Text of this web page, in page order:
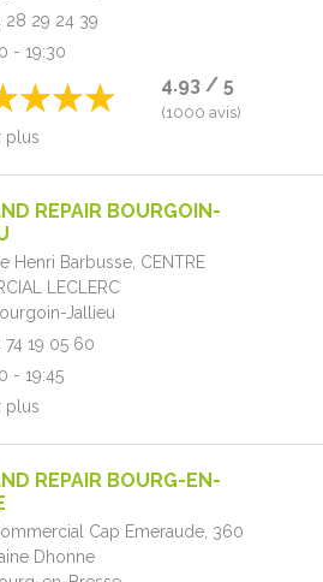
28 29 24 39
- 19:30
4.93 / 5
(1000 avis)
plus
REPAIR BOURGOIN-
Henri Barbusse, CENTRE
LECLERC
Jallieu
74 19 05 60
- 19:45
plus
REPAIR BOURG-EN-
Cap Emeraude, 360
Dhonne